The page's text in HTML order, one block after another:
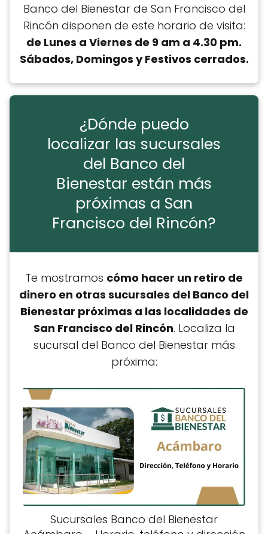
Banco del Bienestar de San Francisco del
Rincón disponen de este horario de visita:
de Lunes a Viernes de 9 am a 4.30 pm.
Sábados, Domingos y Festivos cerrados.
¿Dónde puedo
localizar las sucursales
del Banco del
Bienestar están más
próximas a San
Francisco del Rincón?
Te mostramos cómo hacer un retiro de
dinero en otras sucursales del Banco del
Bienestar próximas a las localidades de
San Francisco del Rincón. Localiza la
sucursal del Banco del Bienestar más
próxima:
Sucursales Banco del Bienestar